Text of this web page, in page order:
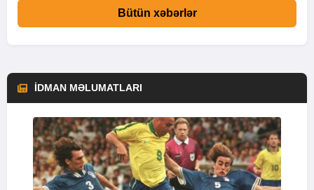
Bütün xəbərlər
İDMAN MƏLUMATLARI